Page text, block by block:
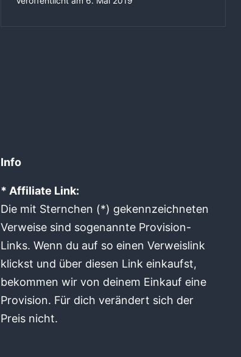
Info
* Affiliate Link:
Die mit Sternchen (*) gekennzeichneten
Verweise sind sogenannte Provision-
Links. Wenn du auf so einen Verweislink
klickst und über diesen Link einkaufst,
bekommen wir von deinem Einkauf eine
Provision. Für dich verändert sich der
Preis nicht.